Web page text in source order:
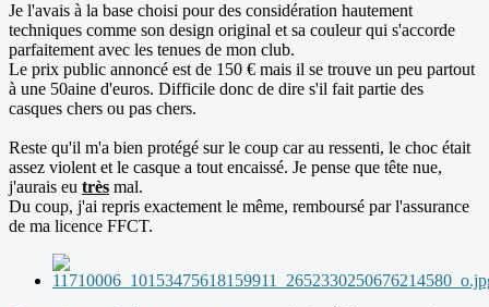
Je l'avais à la base choisi pour des considération hautement
techniques comme son design original et sa couleur qui s'accorde
parfaitement avec les tenues de mon club.
Le prix public annoncé est de 150 € mais il se trouve un peu partout
à une 50aine d'euros. Difficile donc de dire s'il fait partie des
casques chers ou pas chers.
Reste qu'il m'a bien protégé sur le coup car au ressenti, le choc était
assez violent et le casque a tout encaissé. Je pense que tête nue,
j'aurais eu très mal.
Du coup, j'ai repris exactement le même, remboursé par l'assurance
de ma licence FFCT.